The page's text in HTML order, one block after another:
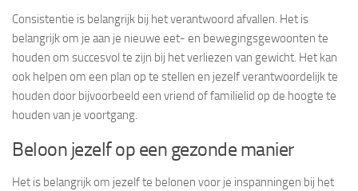
Consistentie is belangrijk bij het verantwoord afvallen. Het is
belangrijk om je aan je nieuwe eet- en bewegingsgewoonten te
houden om succesvol te zijn bij het verliezen van gewicht. Het kan
ook helpen om een plan op te stellen en jezelf verantwoordelijk te
houden door bijvoorbeeld een vriend of familielid op de hoogte te
houden van je voortgang.
Beloon jezelf op een gezonde manier
Het is belangrijk om jezelf te belonen voor je inspanningen bij het